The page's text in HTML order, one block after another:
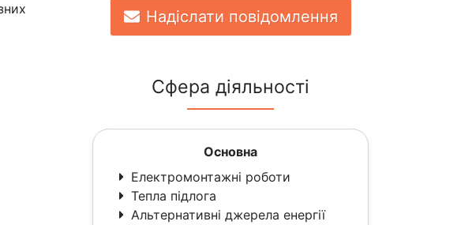
Надіслати повідомлення
Сфера діяльності
Основна
Електромонтажні роботи
Тепла підлога
Альтернативні джерела енергії